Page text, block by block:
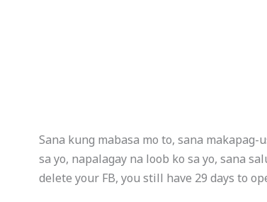
Sana kung mabasa mo to, sana
sa yo, napalagay na loob ko sa yo, sana
delete your FB, you still have 29 days to